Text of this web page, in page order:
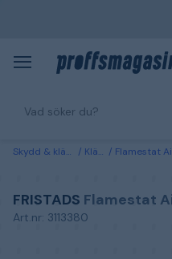
Skydd & kläder Kläder Flamestat Airtech
FRISTADS Flamestat
Art.nr: 3113380